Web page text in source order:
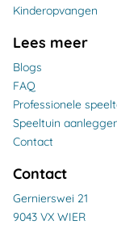
Kinderopvangen
Lees meer
Blogs
FAQ
Professionele
Speeltuin
Contact
Contact
Gernierswei 21
9043 VX WIER